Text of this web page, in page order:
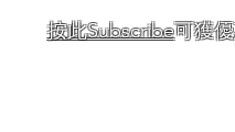
按此Subscribe可獲